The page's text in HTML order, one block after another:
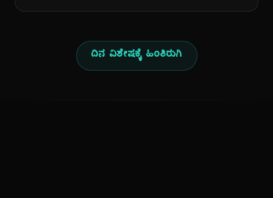
ದಿನ ವಿಶೇಷಕ್ಕೆ ಹಿಂತಿರುಗಿ